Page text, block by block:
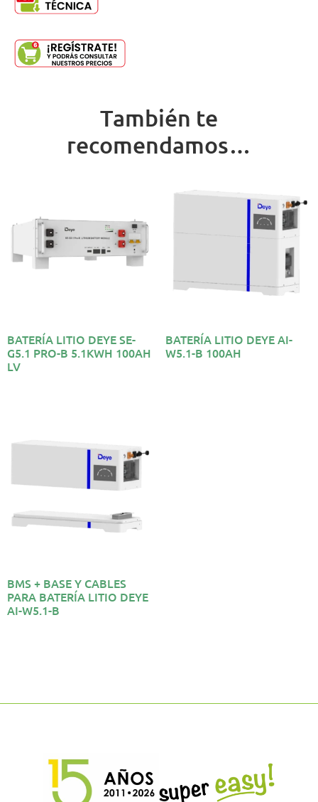
También te
recomendamos…
BATERÍA LITIO DEYE SE-
G5.1 PRO-B 5.1KWH 100AH
LV
BATERÍA LITIO DEYE AI-
W5.1-B 100AH
BMS + BASE Y CABLES
PARA BATERÍA LITIO DEYE
AI-W5.1-B